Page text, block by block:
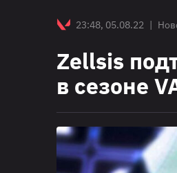
23:48, 05.08.22 |
Zellsis
в сезоне